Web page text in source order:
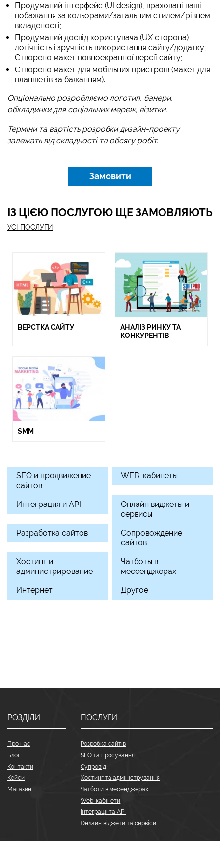
SEO и продвижение
сайтов
WEB-кабинеты
Интеграция и API
Онлайн виджеты и
сервисы
Разработка сайтов
Сопровождение
сайтов
Хостинг и
администрирование
Чатботы в
мессенджерах
Интернет
Другое
Продуманий інтерфейс (UI design), враховані ваші
побажання за кольорами/загальним стилем/рівнем
вкладеності;
Продуманий досвід користувача (UX сторона) –
логічність і зручність використання сайту/додатку;
Створено макет повноекранної версії сайту;
Створено макет для мобільних пристроїв (макет для
планшетів за бажанням).
Опціонально розробляємо логотип, банери,
обкладинки для соціальних мереж, візитки.
Терміни та вартість розробки дизайн-проекту
залежать від складності та обсягу робіт.
Замовити
ІЗ ЦІЄЮ ПОСЛУГОЮ ЩЕ ЗАМОВЛЯЮТЬ
УСІ ПОСЛУГИ
ВЕРСТКА САЙТУ
АНАЛІЗ РИНКУ ТА
КОНКУРЕНТІВ
SMM
РОЗДІЛИ
Про нас
Блог
Контакти
Кейси
Магазин
ПОСЛУГИ
Розробка сайтів
SEO та просування
Супровід
Хостинг та адміністрування
Чатботи в месенджерах
Web-кабінети
Інтеграції та API
Онлайн віджети та сервіси